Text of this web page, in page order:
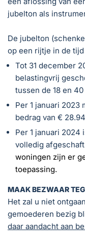
jubelton als
De jubelton
op een rijtje in de
Tot 31 december
belastingvrij
tussen de 18 en 40
Per 1 januari 2023
bedrag van €
Per 1 januari
volledig
woningen zijn er
toepassing.
MAAK BEZWAAR
Het zal u niet
gemoederen bezig
daar aandacht aan